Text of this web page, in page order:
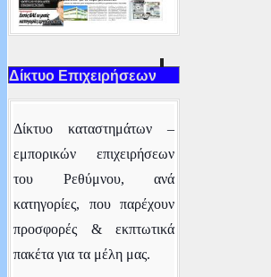
Δίκτυο Επιχειρήσεων
Δίκτυο καταστημάτων –
εμπορικών επιχειρήσεων
του Ρεθύμνου, ανά
κατηγορίες, που παρέχουν
προσφορές & εκπτωτικά
πακέτα για τα μέλη μας.